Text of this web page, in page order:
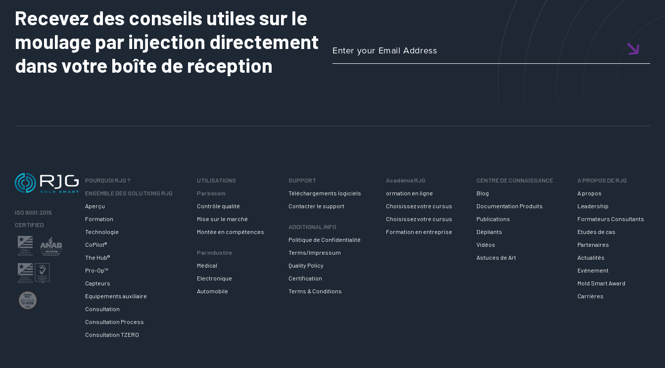
Recevez des conseils utiles sur le
moulage par injection directement
dans votre boîte de réception
ISO 9001:2015
CERTIFIED
POURQUOI RJG ?
ENSEMBLE DES SOLUTIONS RJG
Aperçu
Formation
Technologie
CoPilot®
The Hub®
Pro-Op™
Capteurs
Equipements auxiliaire
Consultation
Consultation Process
Consultation TZERO
UTILISATIONS
Par besoin
Contrôle qualité
Mise sur le marché
Montée en compétences
Par industrie
Médical
Electronique
Automobile
SUPPORT
Téléchargements logiciels
Contacter le support
ADDITIONAL INFO
Politique de Confidentialité
Terms/Impressum
Quality Policy
Certification
Terms & Conditions
Académie RJG
ormation en ligne
Choisissez votre cursus
Choisissez votre cursus
Formation en entreprise
CENTRE DE CONNAISSANCE
Blog
Documentation Produits
Publications
Dépliants
Vidéos
Astuces de Art
A PROPOS DE RJG
A propos
Leadership
Formateurs Consultants
Etudes de cas
Partenaires
Actualités
Evénement
Mold Smart Award
Carrières